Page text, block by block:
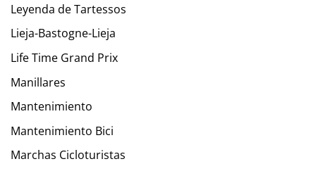
Leyenda de Tartessos
Lieja-Bastogne-Lieja
Life Time Grand Prix
Manillares
Mantenimiento
Mantenimiento Bici
Marchas Cicloturistas